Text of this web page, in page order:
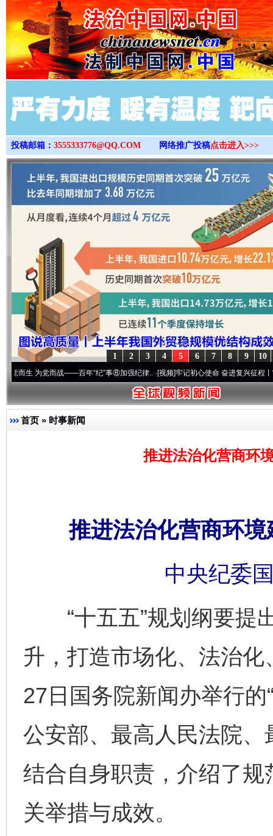
>
投稿邮箱： 3555333776@QQ.COM 网络推广投稿点击进入>>>
10
9
8
7
6
5
4
3
2
1
党而战——百年“纪”事⑧加强纪律..·[视频]牢记初心使命 奋进复兴征程丨“转折之城”
首页 » 时事新闻
推进法治化营商环
推进法治化营商环
中央纪委
“十五五”规划纲要提
升，打造市场化、法治
27日国务院新闻办举行的
公安部、最高人民法院
结合自身职责，介绍了
关举措与成效。